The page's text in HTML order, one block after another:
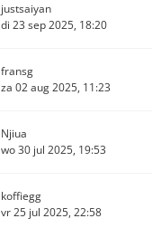
justsaiyan
di 23 sep 2025, 18:20
fransg
za 02 aug 2025, 11:23
Njiua
wo 30 jul 2025, 19:53
koffiegg
vr 25 jul 2025, 22:58